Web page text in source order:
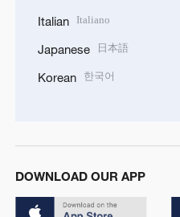
Italian Italiano
Japanese 日本語
Korean 한국어
DOWNLOAD OUR APP